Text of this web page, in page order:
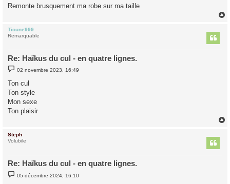
Remonte brusquement ma robe sur ma taille
Tioune999
Remarquable
Re: Haïkus du cul - en quatre lignes.
M
e
s
a
e
02 novembre 2023, 16:49
Ton cul
Ton style
Mon sexe
Ton plaisir
Steph
Volubile
Re: Haïkus du cul - en quatre lignes.
M
e
05 décembre 2024, 16:10